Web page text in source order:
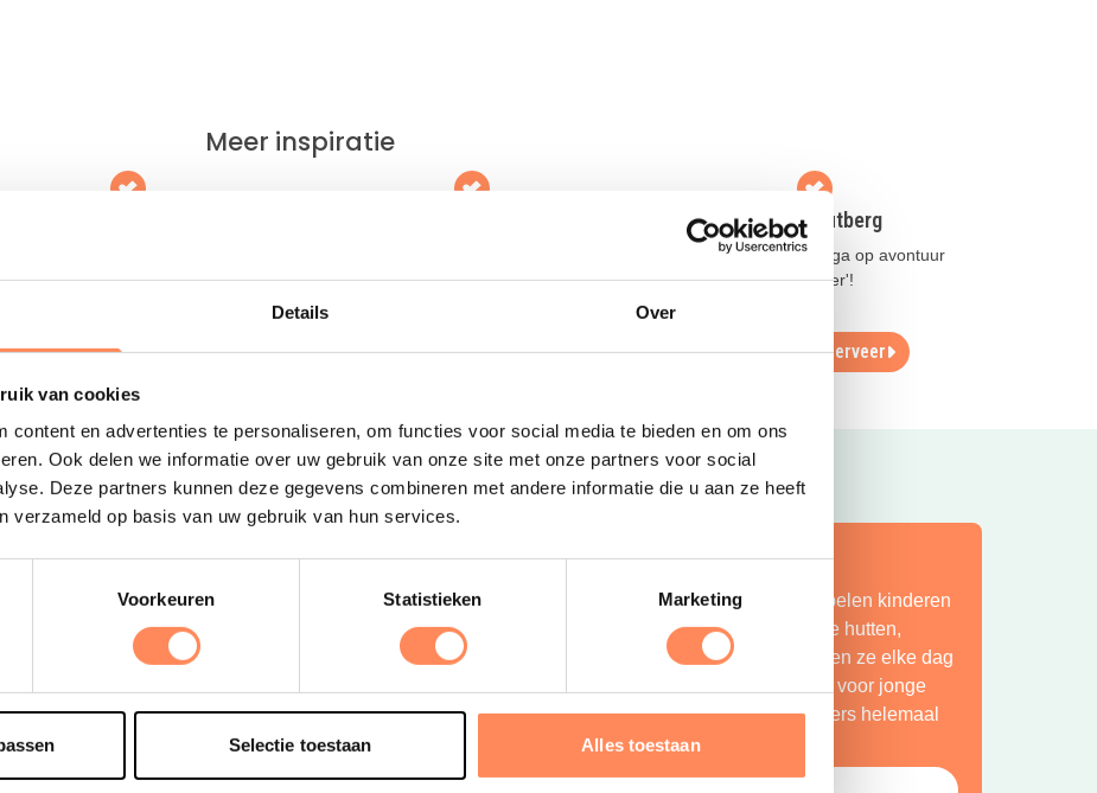
Details Over
van cookies
content en advertenties te personaliseren, om functies voor social media te bieden en om ons
Ook delen we informatie over uw gebruik van onze site met onze partners voor social
Deze partners kunnen deze gegevens combineren met andere informatie die u aan ze heeft
verzameld op basis van uw gebruik van hun services.
Voorkeuren Statistieken Marketing
Selectie toestaan Alles toestaan
Meer inspiratie
kwartiertje rijden vanaf het Noord-
meer
Nederland; met wel 10.000m2 aan
sport, fun en wellness faciliteiten!
Lees meer
Vakantiedorp de Jutberg
Slaap in een 'Pod' en ga op avontuur
met de 'Jutberg Ranger'!
Lees meer Reserveer
Uitgelicht
Dít is vakantie op z’n mooist!
Bij Camping Huttopia De Roos spelen kinderen
eindeloos in de natuur, bouwen ze hutten,
spetteren ze in de Vecht en beleven ze elke dag
een nieuw avontuur. Een paradijs voor jonge
ontdekkers én een plek waar ouders helemaal
tot rust komen.